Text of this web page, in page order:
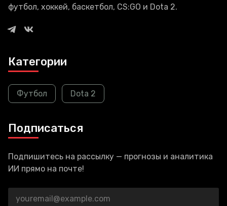
футбол, хоккей, баскетбол, CS:GO и Dota 2.
Категории
Футбол Dota 2
Подписаться
Подпишитесь на рассылку — прогнозы и аналитика
ИИ прямо на почте!